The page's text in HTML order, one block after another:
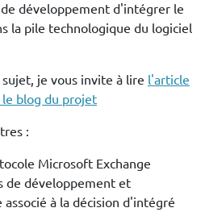
développement d'intégrer le
la pile technologique du logiciel
je vous invite à lire l'article
blog du projet
:
Microsoft Exchange
de développement et
à la décision d'intégré